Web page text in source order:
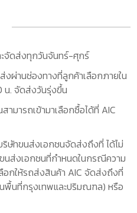
จัดส่งทุกวันจันทร์-ศุกร์
ผ่านช่องทางที่ลูกค้าเลือกภายใน
น. จัดส่งวันรุ่งขึ้น
มารถเข้ามาเลือกซื้อได้ที่ AIC
ษัทขนส่งเอกชนจัดส่งถึงที่ ได้ไม่
นส่งเอกชนที่กำหนดในกรณีความ
อกให้รถส่งสินค้า AIC จัดส่งถึงที่
นพื้นที่กรุงเทพและปริมณฑล) หรือ